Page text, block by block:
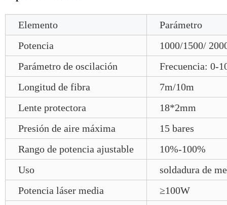
Elemento
Parámetro
Potencia
1000/1500/
Parámetro de oscilación
Frecuencia: 0-
Longitud de fibra
7m/10m
Lente protectora
18*2mm
Presión de aire máxima
15 bares
Rango de potencia ajustable
10%-100%
Uso
soldadura de
Potencia láser media
≥100W